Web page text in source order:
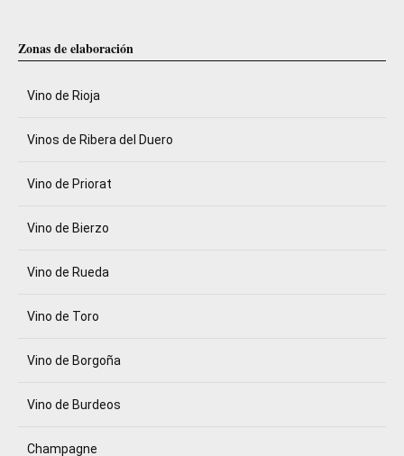
Zonas de elaboración
Vino de Rioja
Vinos de Ribera del Duero
Vino de Priorat
Vino de Bierzo
Vino de Rueda
Vino de Toro
Vino de Borgoña
Vino de Burdeos
Champagne